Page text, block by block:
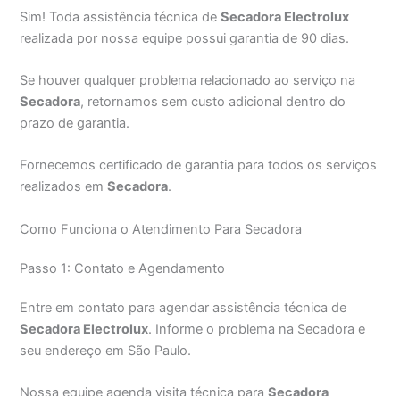
Sim! Toda assistência técnica deSecadora Electrolux
realizada por nossa equipe possui garantia de 90 dias.
Se houver qualquer problema relacionado ao serviço na
Secadora, retornamos sem custo adicional dentro do
prazo de garantia.
Fornecemos certificado de garantia para todos os serviços
realizados emSecadora.
Como Funciona o Atendimento Para Secadora
Passo 1: Contato e Agendamento
Entre em contato para agendar assistência técnica de
Secadora Electrolux. Informe o problema na Secadora e
seu endereço em São Paulo.
Nossa equipe agenda visita técnica paraSecadora